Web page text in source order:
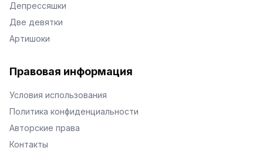
Депрессяшки
Две девятки
Артишоки
Правовая информация
Условия использования
Политика конфиденциальности
Авторские права
Контакты